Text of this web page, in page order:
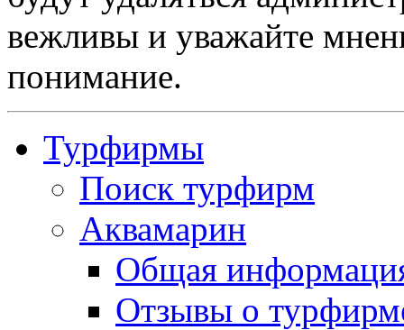
вежливы и уважайте
понимание.
Турфирмы
Поиск турфирм
Аквамарин
Общая
Отзывы о